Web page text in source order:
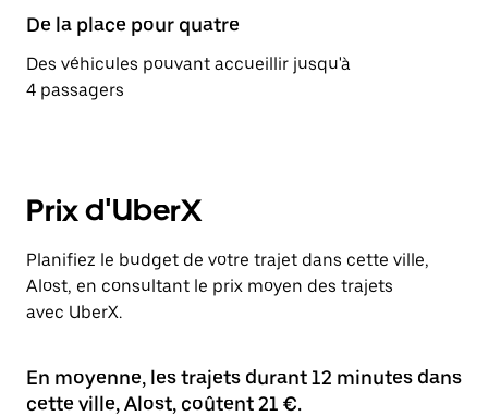
De la place pour quatre
Des véhicules pouvant accueillir jusqu'à
4 passagers
Prix d'UberX
Planifiez le budget de votre trajet dans cette ville,
Alost, en consultant le prix moyen des trajets
avec UberX.
En moyenne, les trajets durant 12 minutes dans
cette ville, Alost, coûtent 21 €.